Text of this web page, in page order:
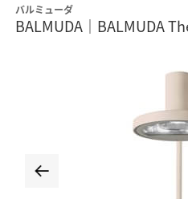
バルミューダ
BALMUDA｜BALMUDA